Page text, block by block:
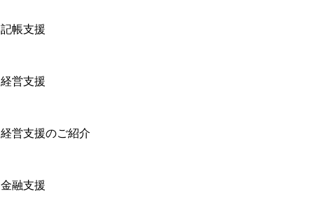
記帳支援
経営支援
経営支援のご紹介
金融支援